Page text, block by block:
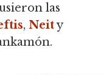
las
, Neity